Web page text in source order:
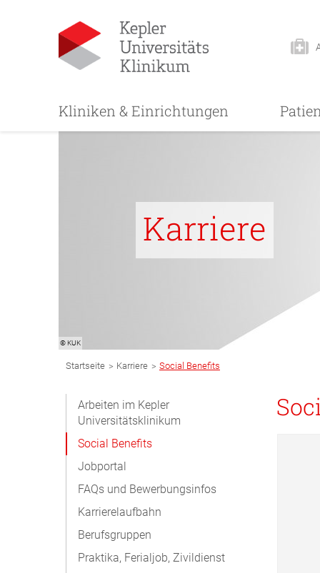
Kliniken & Einrichtungen
Karriere
© KUK
Breadcrumb
Navigation
Startseite > Karriere > Social Benefits
Subnavigation
Desktop
Arbeiten im Kepler
Universitätsklinikum
Social Benefits
Jobportal
FAQs und Bewerbungsinfos
Karrierelaufbahn
Berufsgruppen
Praktika, Ferialjob, Zivildienst